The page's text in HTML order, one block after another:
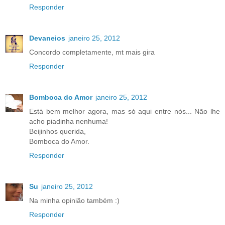
Responder
Devaneios janeiro 25, 2012
Concordo completamente, mt mais gira
Responder
Bomboca do Amor janeiro 25, 2012
Está bem melhor agora, mas só aqui entre nós... Não lhe
acho piadinha nenhuma!
Beijinhos querida,
Bomboca do Amor.
Responder
Su janeiro 25, 2012
Na minha opinião também :)
Responder